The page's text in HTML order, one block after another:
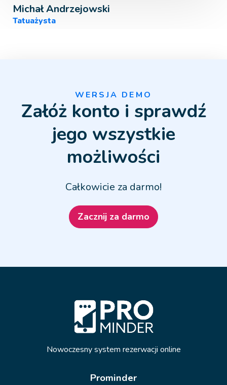
Tatuażysta
Michał Andrzejowski
WERSJA DEMO
Załóż konto i sprawdź
jego wszystkie
możliwości
Całkowicie za darmo!
Zacznij za darmo
Nowoczesny system rezerwacji online
Prominder